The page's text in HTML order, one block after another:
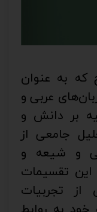
که به عنوان
عربی و
بر دانش و
جامعی از
و شیعه و
تقسیمات
از تجربیات